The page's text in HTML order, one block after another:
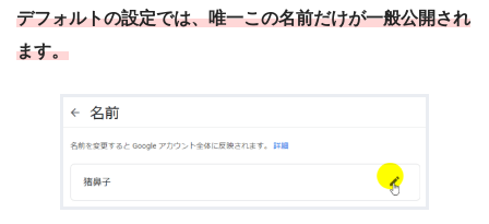
デフォルトの設定では、唯一この名前だけが一般公開され
ます。